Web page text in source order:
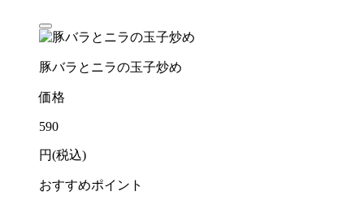
豚バラとニラの玉子炒め
価格
590
円(税込)
おすすめポイント